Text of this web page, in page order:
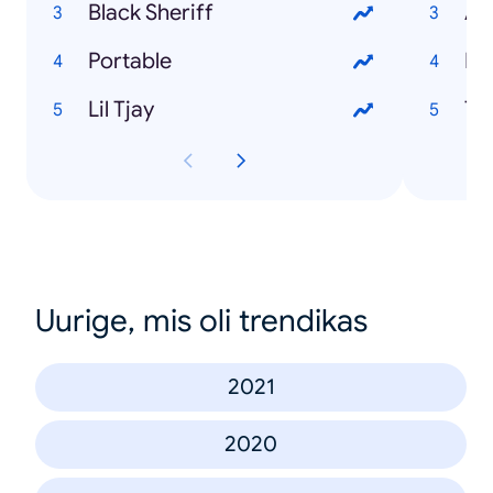
Black Sheriff
Portable
Lil Tjay
Uurige, mis oli trendikas
2021
2020